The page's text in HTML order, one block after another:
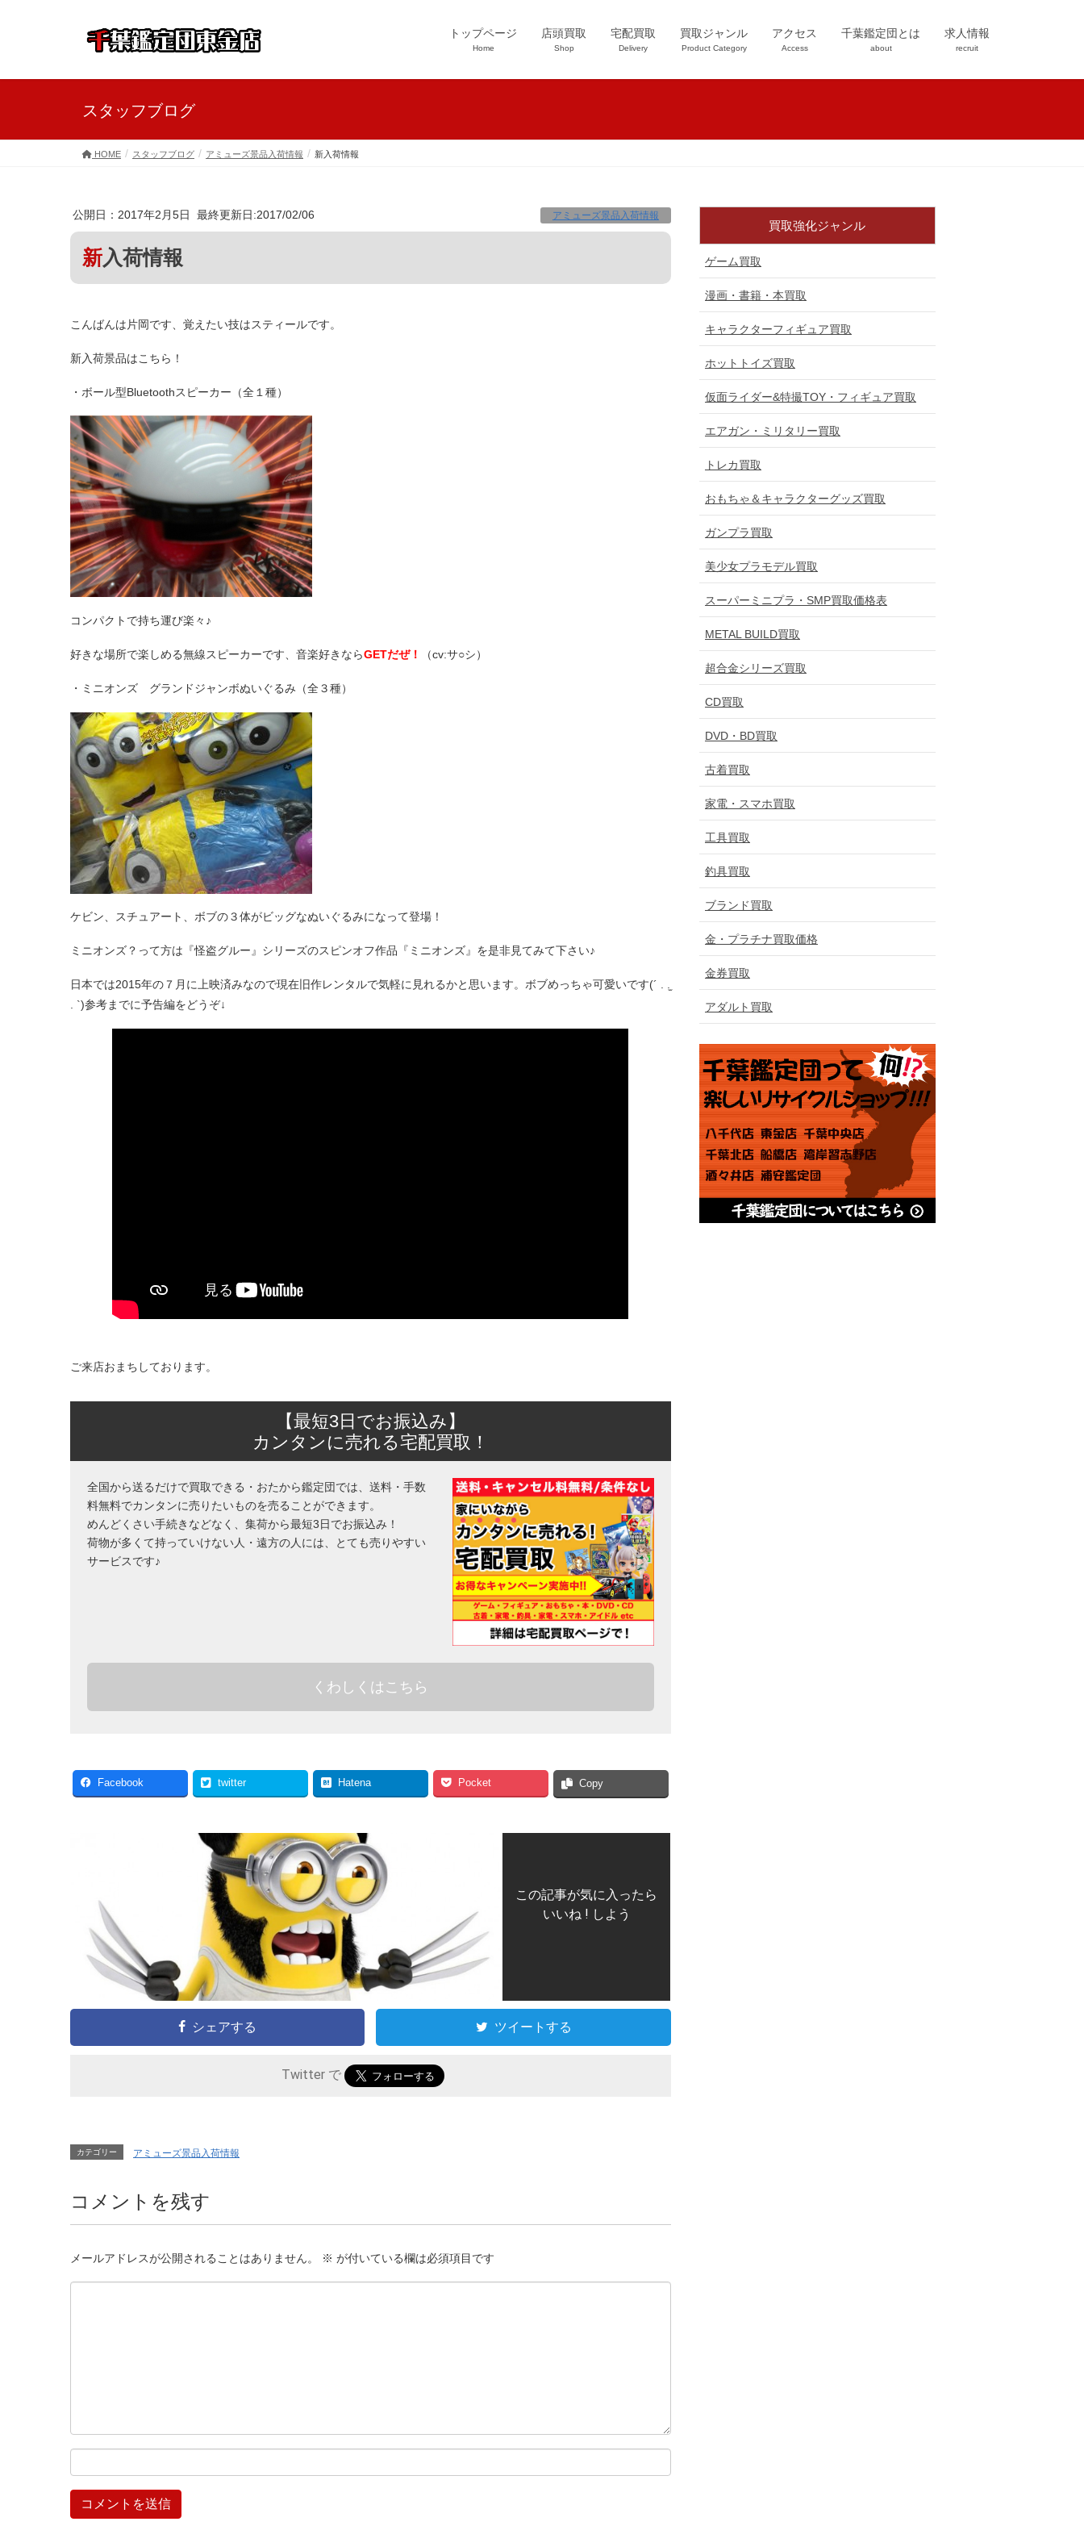
トップページ
Home
店頭買取
Shop
宅配買取
Delivery
買取ジャンル
Product Category
アクセス
Access
千葉鑑定団とは
about
求人情報
recruit
スタッフブログ
HOME スタッフブログ アミューズ景品入荷情報 新入荷情報
公開日：2017年2月5日 最終更新日:2017/02/06 アミューズ景品入荷情報
新入荷情報
こんばんは片岡です、覚えたい技はスティールです。
新入荷景品はこちら！
・ボール型Bluetoothスピーカー（全１種）
コンパクトで持ち運び楽々♪
好きな場所で楽しめる無線スピーカーです、音楽好きならGETだぜ！ （cv:サ○シ）
・ミニオンズ グランドジャンボぬいぐるみ（全３種）
ケビン、スチュアート、ボブの３体がビッグなぬいぐるみになって登場！
ミニオンズ？って方は『怪盗グルー』シリーズのスピンオフ作品『ミニオンズ』を是非見てみて下さい♪
日本では2015年の７月に上映済みなので現在旧作レンタルで気軽に見れるかと思います。ボブめっちゃ可愛いです(´ . .̫
. `)参考までに予告編をどうぞ↓
ご来店おまちしております。
【最短3日でお振込み】
カンタンに売れる宅配買取！
全国から送るだけで買取できる・おたから鑑定団では、送料・手数
料無料でカンタンに売りたいものを売ることができます。
めんどくさい手続きなどなく、集荷から最短3日でお振込み！
荷物が多くて持っていけない人・遠方の人には、とても売りやすい
サービスです♪
くわしくはこちら
Facebook twitter Hatena Pocket Copy
この記事が気に入ったら
いいね ! しよう
シェアする ツイートする
Twitter で
カテゴリー アミューズ景品入荷情報
コメントを残す
メールアドレスが公開されることはありません。 ※ が付いている欄は必須項目です
買取強化ジャンル
ゲーム買取
漫画・書籍・本買取
キャラクターフィギュア買取
ホットトイズ買取
仮面ライダー&特撮TOY・フィギュア買取
エアガン・ミリタリー買取
トレカ買取
おもちゃ＆キャラクターグッズ買取
ガンプラ買取
美少女プラモデル買取
スーパーミニプラ・SMP買取価格表
METAL BUILD買取
超合金シリーズ買取
CD買取
DVD・BD買取
古着買取
家電・スマホ買取
工具買取
釣具買取
ブランド買取
金・プラチナ買取価格
金券買取
アダルト買取